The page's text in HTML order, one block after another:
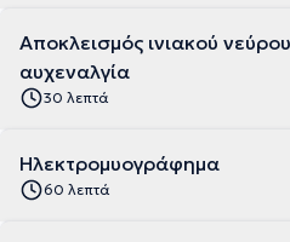
Αποκλεισμός ινιακού
αυχεναλγία
30 λεπτά
Ηλεκτρομυογράφημα
60 λεπτά